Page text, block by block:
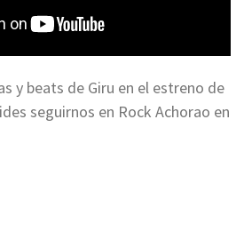
y beats de Giru en el estreno de
seguirnos en Rock Achorao en